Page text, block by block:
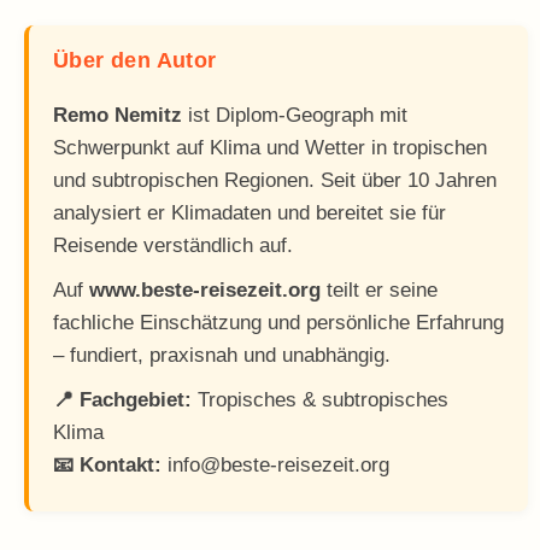
Über den Autor
Remo Nemitz ist Diplom-Geograph mit
Schwerpunkt auf Klima und Wetter in tropischen
und subtropischen Regionen. Seit über 10 Jahren
analysiert er Klimadaten und bereitet sie für
Reisende verständlich auf.
Auf www.beste-reisezeit.org teilt er seine
fachliche Einschätzung und persönliche Erfahrung
– fundiert, praxisnah und unabhängig.
📍 Fachgebiet: Tropisches & subtropisches
Klima
📧 Kontakt: info@beste-reisezeit.org